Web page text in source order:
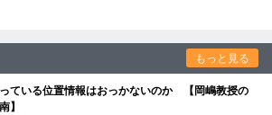
もっと見る
ている位置情報はおっかないのか 【岡嶋教授の
】